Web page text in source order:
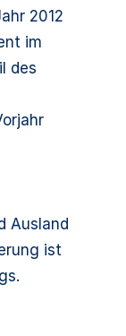
2012
im
des
Ausland
ist